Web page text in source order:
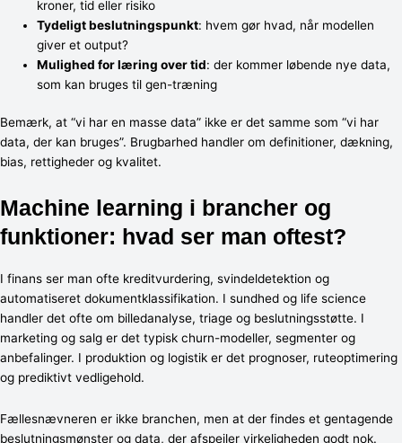
kroner, tid eller risiko
Tydeligt beslutningspunkt: hvem gør hvad, når modellen
giver et output?
Mulighed for læring over tid: der kommer løbende nye data,
som kan bruges til gen-træning
Bemærk, at “vi har en masse data” ikke er det samme som “vi har
data, der kan bruges”. Brugbarhed handler om definitioner, dækning,
bias, rettigheder og kvalitet.
Machine learning i brancher og
funktioner: hvad ser man oftest?
I finans ser man ofte kreditvurdering, svindeldetektion og
automatiseret dokumentklassifikation. I sundhed og life science
handler det ofte om billedanalyse, triage og beslutningsstøtte. I
marketing og salg er det typisk churn-modeller, segmenter og
anbefalinger. I produktion og logistik er det prognoser, ruteoptimering
og prediktivt vedligehold.
Fællesnævneren er ikke branchen, men at der findes et gentagende
beslutningsmønster og data, der afspejler virkeligheden godt nok.